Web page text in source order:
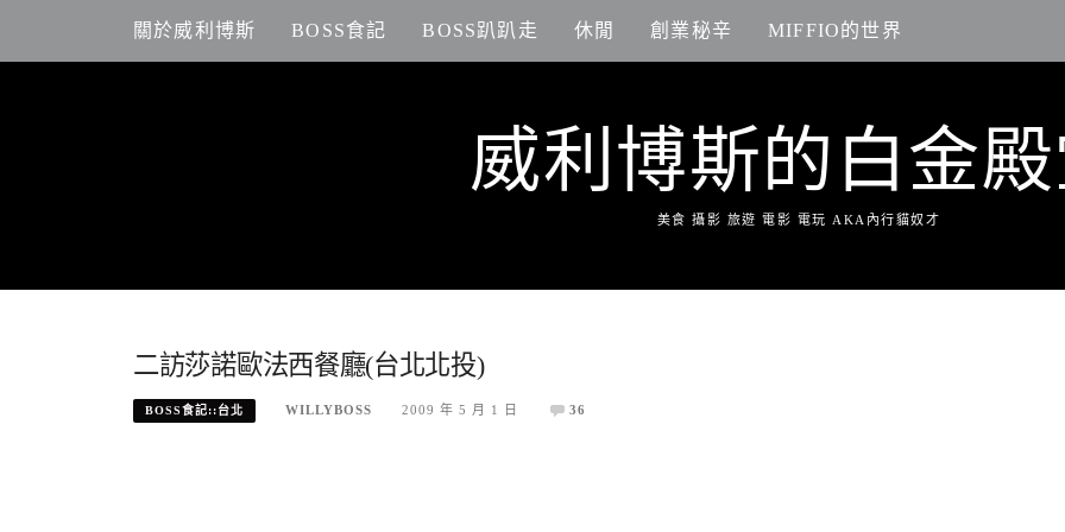
content
關於威利博斯 BOSS食記 BOSS趴趴走 休閒 創業秘辛 MIFFIO的世界
威利博斯的白金
美食 攝影 旅遊 電影 電玩 AKA內行貓奴才
二訪莎諾歐法西餐廳(台北北投)
BOSS食記::台北 WILLYBOSS 2009 年 5 月 1 日 36